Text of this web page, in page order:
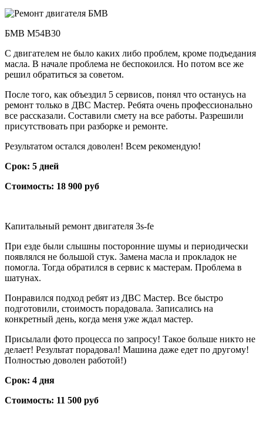
БМВ М54B30
С двигателем не было каких либо проблем, кроме подъедания
масла. В начале проблема не беспокоился. Но потом все же
решил обратиться за советом.
После того, как объездил 5 сервисов, понял что останусь на
ремонт только в ДВС Мастер. Ребята очень профессионально
все рассказали. Составили смету на все работы. Разрешили
присутствовать при разборке и ремонте.
Результатом остался доволен! Всем рекомендую!
Срок: 5 дней
Стоимость: 18 900 руб
Капитальный ремонт двигателя 3s-fe
При езде были слышны посторонние шумы и периодически
появлялся не большой стук. Замена масла и прокладок не
помогла. Тогда обратился в сервис к мастерам. Проблема в
шатунах.
Понравился подход ребят из ДВС Мастер. Все быстро
подготовили, стоимость порадовала. Записались на
конкретный день, когда меня уже ждал мастер.
Присылали фото процесса по запросу! Такое больше никто не
делает! Результат порадовал! Машина даже едет по другому!
Полностью доволен работой!)
Срок: 4 дня
Стоимость: 11 500 руб